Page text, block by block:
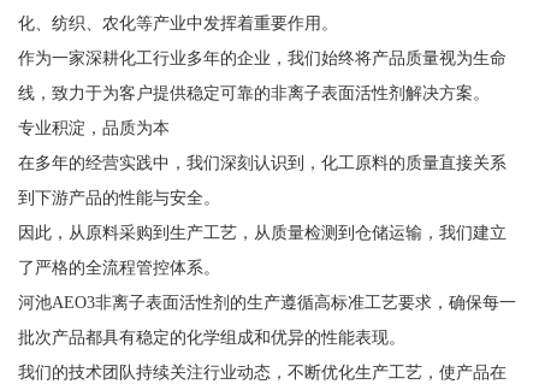
化、纺织、农化等产业中发挥着重要作用。
作为一家深耕化工行业多年的企业，我们始终将产品质量视为生命
线，致力于为客户提供稳定可靠的非离子表面活性剂解决方案。
专业积淀，品质为本
在多年的经营实践中，我们深刻认识到，化工原料的质量直接关系
到下游产品的性能与安全。
因此，从原料采购到生产工艺，从质量检测到仓储运输，我们建立
了严格的全流程管控体系。
河池AEO3非离子表面活性剂的生产遵循高标准工艺要求，确保每一
批次产品都具有稳定的化学组成和优异的性能表现。
我们的技术团队持续关注行业动态，不断优化生产工艺，使产品在